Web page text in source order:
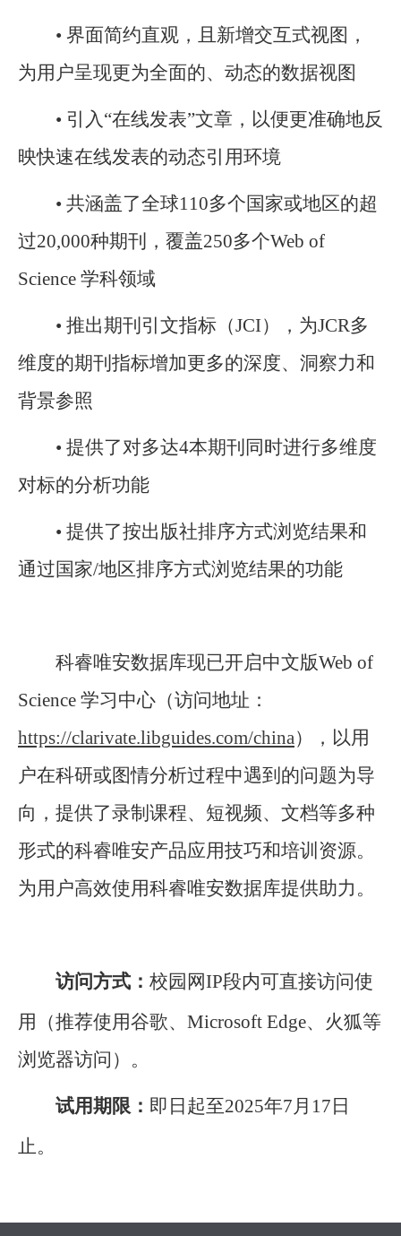
• 界面简约直观，且新增交互式视图，
为用户呈现更为全面的、动态的数据视图
• 引入“在线发表”文章，以便更准确地反
映快速在线发表的动态引用环境
• 共涵盖了全球110多个国家或地区的超
过20,000种期刊，覆盖250多个Web of
Science 学科领域
• 推出期刊引文指标（JCI），为JCR多
维度的期刊指标增加更多的深度、洞察力和
背景参照
• 提供了对多达4本期刊同时进行多维度
对标的分析功能
• 提供了按出版社排序方式浏览结果和
通过国家/地区排序方式浏览结果的功能
科睿唯安数据库现已开启中文版Web of
Science 学习中心（访问地址：
https://clarivate.libguides.com/china）
，以用
户在科研或图情分析过程中遇到的问题为导
向，提供了录制课程、短视频、文档等多种
形式的科睿唯安产品应用技巧和培训资源。
为用户高效使用科睿唯安数据库提供助力。
访问方式： 校园网IP段内可直接访问使
用（推荐使用谷歌、Microsoft Edge、火狐等
浏览器访问）。
试用期限： 即日起至2025年7月17日
止。